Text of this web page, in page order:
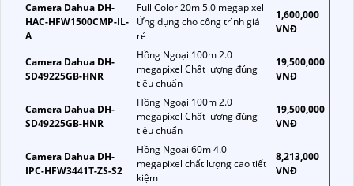
Camera Dahua DH-
HAC-HFW1500CMP-IL-
A
Full Color 20m 5.0 megapixel
Ứng dụng cho công trình giá
rẻ
1,600,000
VNĐ
Camera Dahua DH-
SD49225GB-HNR
Hồng Ngoại 100m 2.0
megapixel Chất lượng đúng
tiêu chuẩn
19,500,000
VNĐ
Camera Dahua DH-
SD49225GB-HNR
Hồng Ngoại 100m 2.0
megapixel Chất lượng đúng
tiêu chuẩn
19,500,000
VNĐ
Camera Dahua DH-
IPC-HFW3441T-ZS-S2
Hồng Ngoại 60m 4.0
megapixel chất lượng cao tiết
kiệm
8,213,000
VNĐ